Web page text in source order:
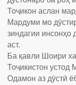
Тоҷикон аслан
Мардуми мо
зиндагии инсонҳо
аст.
Ба қавли Шоири
Тоҷикистон устод
Одамон аз дӯстӣ